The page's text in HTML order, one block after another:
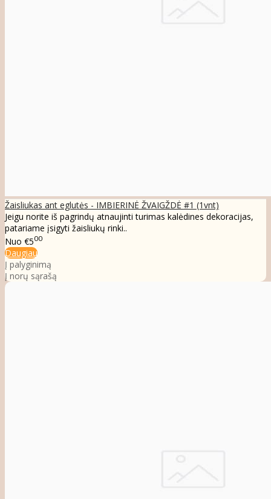
Žaisliukas ant eglutės - IMBIERINĖ ŽVAIGŽDĖ #1 (1vnt)
Jeigu norite iš pagrindų atnaujinti turimas kalėdines dekoracijas,
patariame įsigyti žaisliukų rinki..
Nuo €500
Daugiau
Į palyginimą
Į norų sąrašą